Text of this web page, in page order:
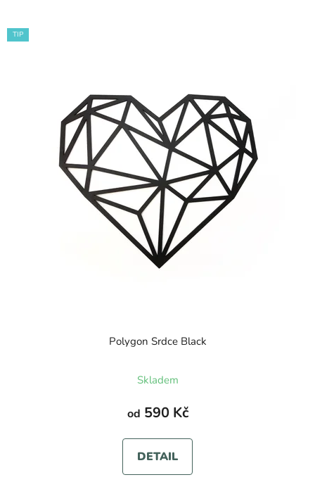
TIP
Polygon Srdce Black
Skladem
od 590 Kč
DETAIL